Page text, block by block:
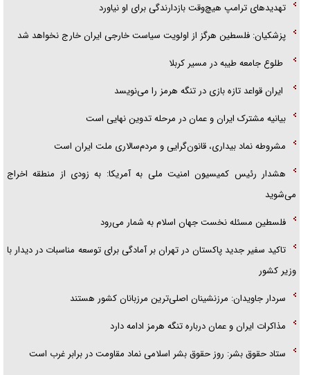
تهدید‌های ترامپ هیچ‌وقت بازدارندگی برای او نیاورد
پزشکیان: فلسطین هرگز از اولویت سیاست خارجی ایران خارج نخواهد شد
طلوع جامعه طیبه در مسیر کربلا
ایران قواعد تازه بازی در تنگه هرمز را می‌نویسد
بیانیه مشترک ایران و عمان در مرحله تدوین نهایی است
مشروطه نماد بیداری، قانون‌گرایی و مردم‌سالاری ملت ایران است
هشدار رئیس کمیسیون امنیت ملی به آمریکا: به زودی از منطقه اخراج
می‌شوید
فلسطین مسئله نخست جهان اسلام به شمار می‌رود
تاکید سفیر جدید پاکستان در تهران بر آمادگی برای توسعه مناسبات در دیدار با
وزیر کشور
سردار جاویدان: مرزنشینان اصلی‌ترین مرزبانان کشور هستند
مذاکرات ایران و عمان درباره تنگه هرمز ادامه دارد
ستاد حقوق بشر: روز حقوق بشر اسلامی نماد مقاومت در برابر غرب است